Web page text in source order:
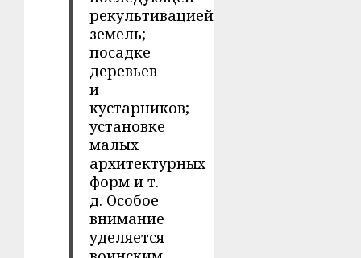
рекультивацией
земель;
посадке
деревьев
и
кустарников;
установке
малых
архитектурных
форм и т.
д. Особое
внимание
уделяется